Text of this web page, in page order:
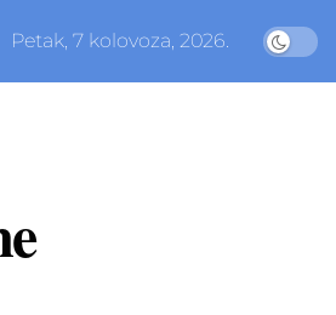
Petak, 7 kolovoza, 2026.